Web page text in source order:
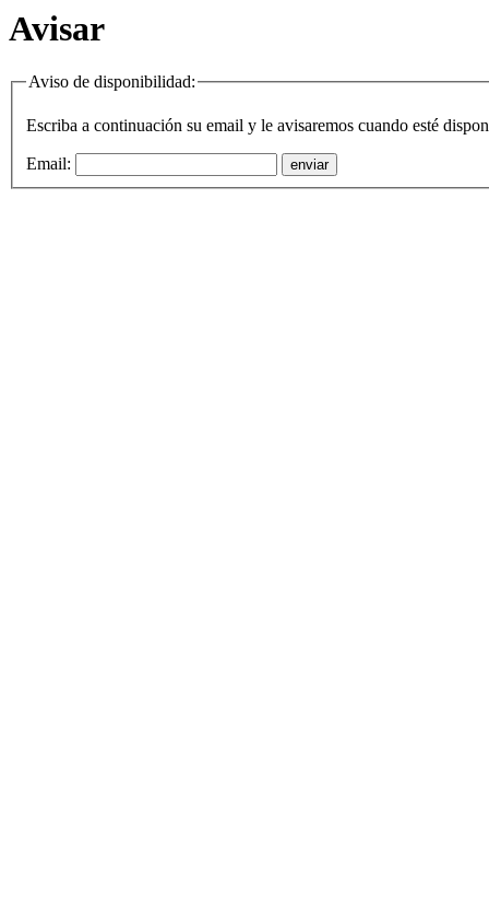
Avisar
Aviso de disponibilidad:
Escriba a continuación su email y le avisaremos cuando esté
Email: enviar